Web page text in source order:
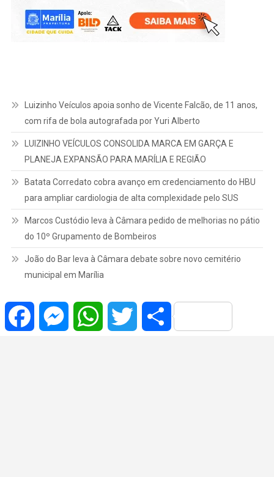
Luizinho Veículos apoia sonho de Vicente Falcão, de 11 anos,
com rifa de bola autografada por Yuri Alberto
LUIZINHO VEÍCULOS CONSOLIDA MARCA EM GARÇA E
PLANEJA EXPANSÃO PARA MARÍLIA E REGIÃO
Batata Corredato cobra avanço em credenciamento do HBU
para ampliar cardiologia de alta complexidade pelo SUS
Marcos Custódio leva à Câmara pedido de melhorias no pátio
do 10º Grupamento de Bombeiros
João do Bar leva à Câmara debate sobre novo cemitério
municipal em Marília
Facebook MessengerWhatsAppTwitter Share